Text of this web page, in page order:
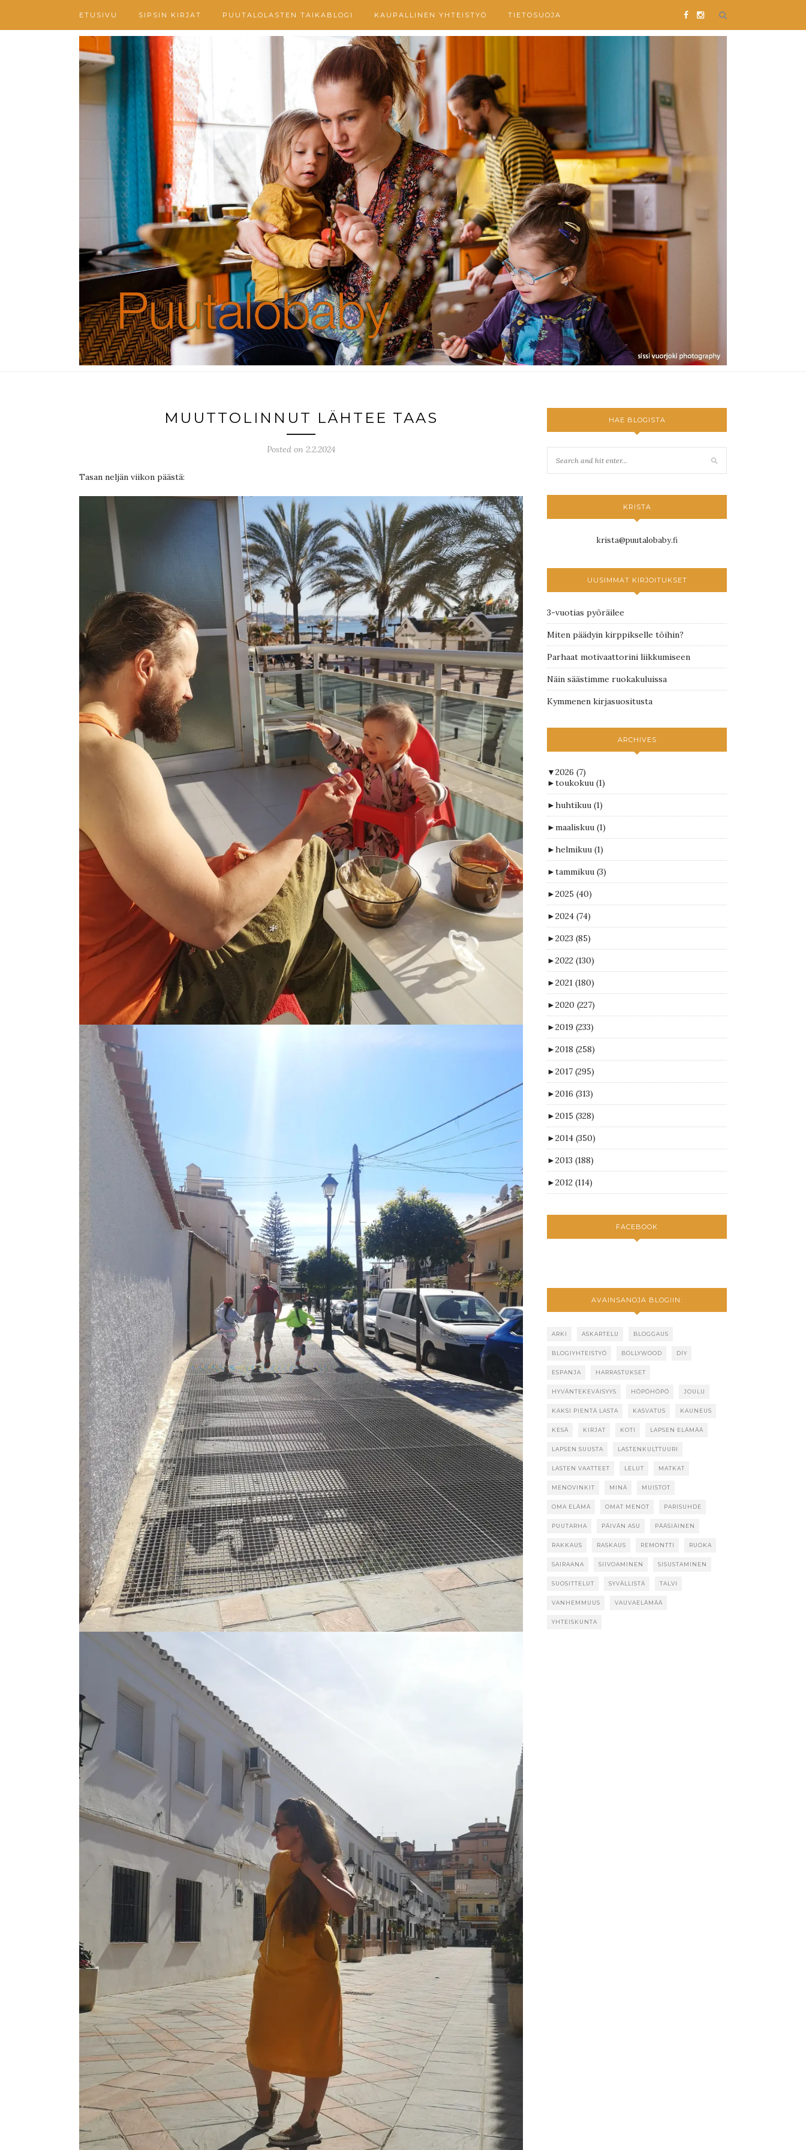
ETUSIVU SIPSIN KIRJAT PUUTALOLASTEN TAIKABLOGI KAUPALLINEN YHTEISTYÖ TIETOSUOJA
MUUTTOLINNUT LÄHTEE TAAS
Posted on 2.2.2024
Tasan neljän viikon päästä:
HAE BLOGISTA
KRISTA
krista@puutalobaby.fi
UUSIMMAT KIRJOITUKSET
3-vuotias pyöräilee
Miten päädyin kirppikselle töihin?
Parhaat motivaattorini liikkumiseen
Näin säästimme ruokakuluissa
Kymmenen kirjasuositusta
ARCHIVES
▼2026 (7)
►toukokuu (1)
►huhtikuu (1)
►maaliskuu (1)
►helmikuu (1)
►tammikuu (3)
►2025 (40)
►2024 (74)
►2023 (85)
►2022 (130)
►2021 (180)
►2020 (227)
►2019 (233)
►2018 (258)
►2017 (295)
►2016 (313)
►2015 (328)
►2014 (350)
►2013 (188)
►2012 (114)
FACEBOOK
AVAINSANOJA BLOGIIN:
ARKI ASKARTELU BLOGGAUS
BLOGIYHTEISTYÖ BOLLYWOOD DIY
ESPANJA HARRASTUKSET
HYVÄNTEKEVÄISYYS HÖPÖHÖPÖ JOULU
KAKSI PIENTÄ LASTA KASVATUS KAUNEUS
KESÄ KIRJAT KOTI LAPSEN ELÄMÄÄ
LAPSEN SUUSTA LASTENKULTTUURI
LASTEN VAATTEET LELUT MATKAT
MENOVINKIT MINÄ MUISTOT
OMA ELÄMÄ OMAT MENOT PARISUHDE
PUUTARHA PÄIVÄN ASU PÄÄSIÄINEN
RAKKAUS RASKAUS REMONTTI RUOKA
SAIRAANA SIIVOAMINEN SISUSTAMINEN
SUOSITTELUT SYVÄLLISTÄ TALVI
VANHEMMUUS VAUVAELÄMÄÄ
YHTEISKUNTA